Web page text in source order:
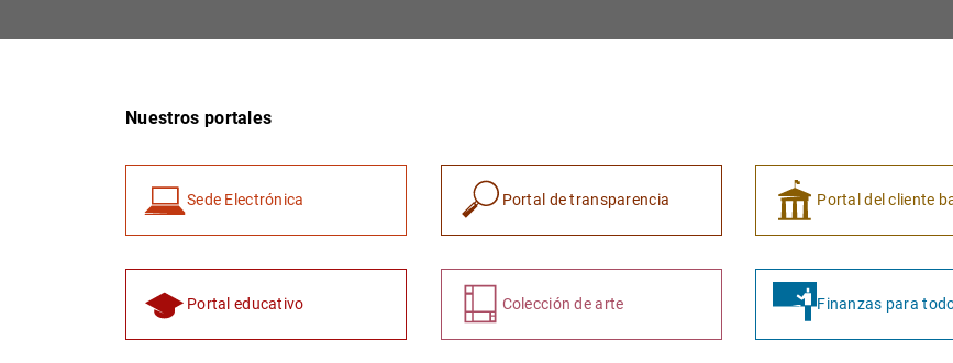
Nuestros portales
Sede Electrónica Portal de transparencia Portal del cliente
Portal educativo Colección de arte Finanzas para